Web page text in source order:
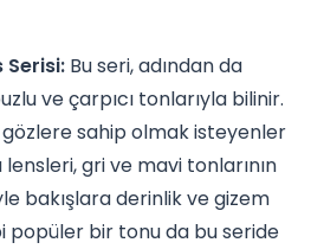
Serisi: Bu seri, adından da
ve çarpıcı tonlarıyla bilinir.
gözlere sahip olmak isteyenler
gri ve mavi tonlarının
bakışlara derinlik ve gizem
popüler bir tonu da bu seride